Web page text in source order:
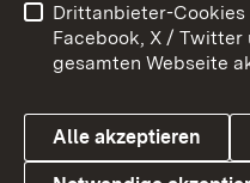
Benutzungshinweise
Datenschutz
Drittanbieter-
Facebook, X /
gesamten Webseite
Alle akzeptieren